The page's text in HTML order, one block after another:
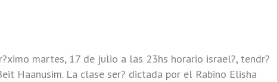
martes, 17 de julio a las 23hs horario israel?, tendr?
Haanusim. La clase ser? dictada por el Rabino Elisha